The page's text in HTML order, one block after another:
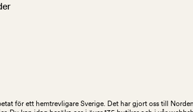
för ett hemtrevligare Sverige. Det har gjort oss till